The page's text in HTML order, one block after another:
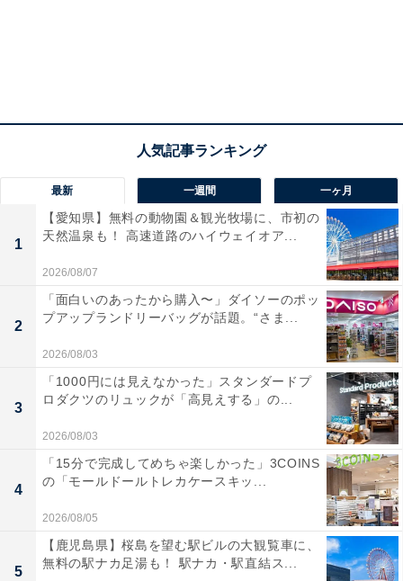
さらに、柔らかく丈夫なポリエステル生地なので、折り
たたんで付属のゴムでとめればコンパクトに収納できま
す。普段からカバンに入れてもかさばらない大きさにな
るので、持ち運びもしやすいですね。
最新 一週間 一ヶ月
1
【愛知県】無料の動物園＆観光牧場に、市初の
天然温泉も！ 高速道路のハイウェイオア...
2026/08/07
2
「面白いのあったから購入〜」ダイソーのポッ
プアップランドリーバッグが話題。“さま...
2026/08/03
3
「1000円には見えなかった」スタンダードプ
ロダクツのリュックが「高見えする」の...
2026/08/03
4
「15分で完成してめちゃ楽しかった」3COINS
の「モールドールトレカケースキッ...
2026/08/05
5
【鹿児島県】桜島を望む駅ビルの大観覧車に、
無料の駅ナカ足湯も！ 駅ナカ・駅直結ス...